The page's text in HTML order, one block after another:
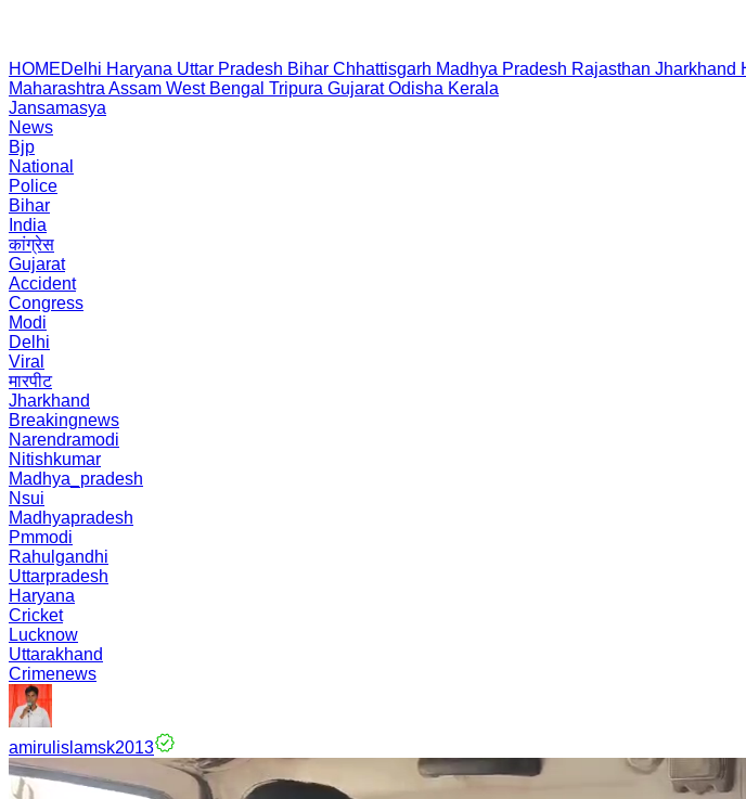
HOMEDelhi Haryana Uttar Pradesh Bihar Chhattisgarh Madhya Pradesh Rajasthan Jharkhand
Maharashtra Assam West Bengal Tripura Gujarat Odisha Kerala
Jansamasya
News
Bjp
National
Police
Bihar
India
कांग्रेस
Gujarat
Accident
Congress
Modi
Delhi
Viral
मारपीट
Jharkhand
Breakingnews
Narendramodi
Nitishkumar
Madhya_pradesh
Nsui
Madhyapradesh
Pmmodi
Rahulgandhi
Uttarpradesh
Haryana
Cricket
Lucknow
Uttarakhand
Crimenews
amirulislamsk2013